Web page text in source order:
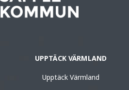
UPPTÄCK VÄRMLAND
Upptäck Värmland